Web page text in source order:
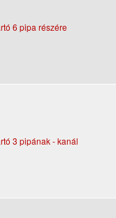
6 pipa részére
3 pipának - kanál